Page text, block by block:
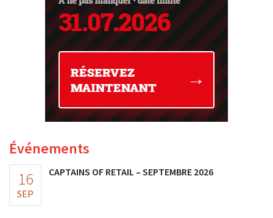
Événements
16
SEP
CAPTAINS OF RETAIL – SEPTEMBRE 2026